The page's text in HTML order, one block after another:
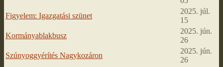
Figyelem: Igazgatási szünet
2025. júl.
15
Kormányablakbusz
2025. jún.
26
Szúnyoggyérítés Nagykozáron
2025. jún.
26